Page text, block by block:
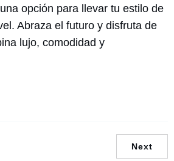
opción para llevar tu estilo de
Abraza el futuro y disfruta de
lujo, comodidad y
Next